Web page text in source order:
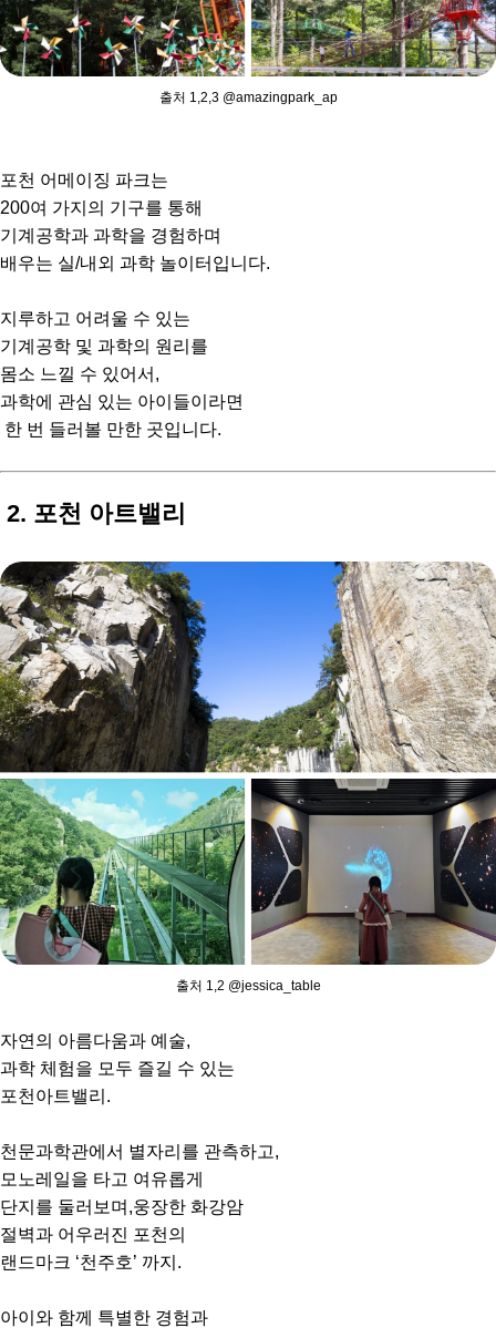
출처 1,2,3 @amazingpark_ap
포천 어메이징 파크는
200여 가지의 기구를 통해
기계공학과 과학을 경험하며
배우는 실/내외 과학 놀이터입니다.
지루하고 어려울 수 있는
기계공학 및 과학의 원리를
몸소 느낄 수 있어서,
과학에 관심 있는 아이들이라면
한 번 들러볼 만한 곳입니다.
2. 포천 아트밸리
출처 1,2 @jessica_table
자연의 아름다움과 예술,
과학 체험을 모두 즐길 수 있는
포천아트밸리.
천문과학관에서 별자리를 관측하고,
모노레일을 타고 여유롭게
단지를 둘러보며,웅장한 화강암
절벽과 어우러진 포천의
랜드마크 ‘천주호’ 까지.
아이와 함께 특별한 경험과